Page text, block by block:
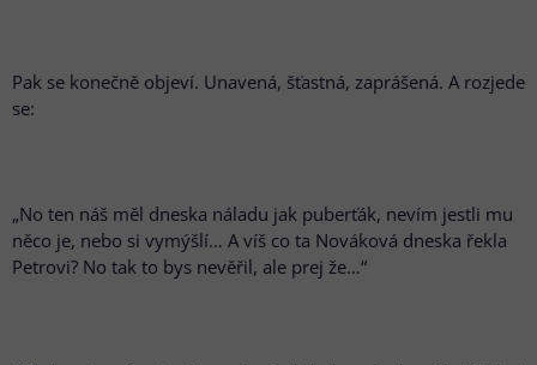
Pak se konečně objeví. Unavená, šťastná, zaprášená. A rozjede
se:
„No ten náš měl dneska náladu jak puberťák, nevím jestli mu
něco je, nebo si vymýšlí… A víš co ta Nováková dneska řekla
Petrovi? No tak to bys nevěřil, ale prej že…“